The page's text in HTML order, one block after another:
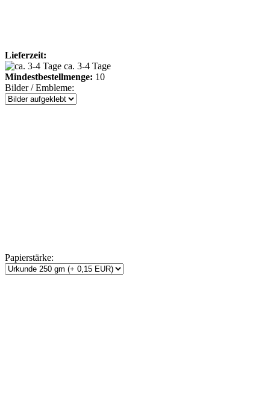
Lieferzeit:
ca. 3-4 Tage
Mindestbestellmenge: 10
Bilder / Embleme:
Papierstärke: